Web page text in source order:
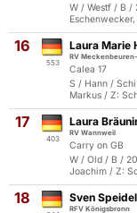
W / Westf / B /
16
553
Laura Marie
RV
Calea 17
S / Hann /
Markus / Z:
17
403
Laura
RV Wannweil
Carry on GB
W / Old / B /
Joachim / Z:
18 Sven Speidel
RFV Königsbronn